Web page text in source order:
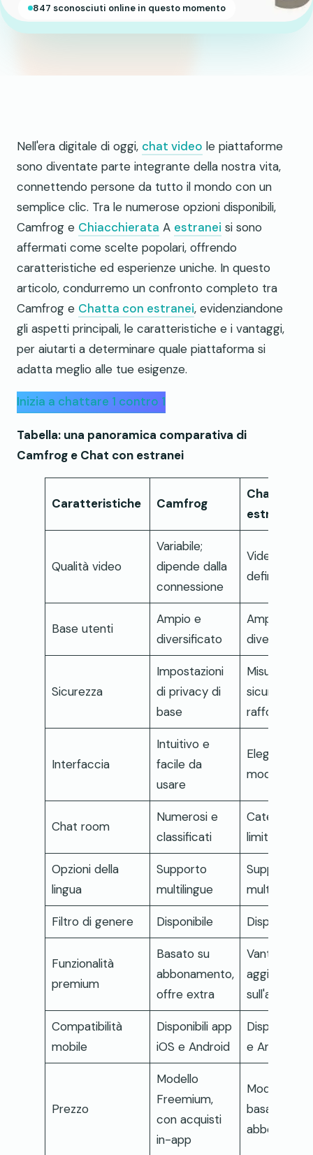
847 sconosciuti online in questo momento
Nell'era digitale di oggi, chat video le piattaforme
sono diventate parte integrante della nostra vita,
connettendo persone da tutto il mondo con un
semplice clic. Tra le numerose opzioni disponibili,
Camfrog e Chiacchierata A estranei si sono
affermati come scelte popolari, offrendo
caratteristiche ed esperienze uniche. In questo
articolo, condurremo un confronto completo tra
Camfrog e Chatta con estranei, evidenziandone
gli aspetti principali, le caratteristiche e i vantaggi,
per aiutarti a determinare quale piattaforma si
adatta meglio alle tue esigenze.
Inizia a chattare 1 contro 1
Tabella: una panoramica comparativa di
Camfrog e Chat con estranei
Caratteristiche Camfrog
Chatta con
estranei
Qualità video
Variabile;
dipende dalla
connessione
Video ad
definizione
Base utenti
Ampio e
diversificato
Ampio e
diversificato
Sicurezza
Impostazioni
di privacy di
base
Misure di
sicurezza
rafforzate
Interfaccia
Intuitivo e
facile da
usare
Elegante e
Chat room
Numerosi e
classificati
Categorie
limitate
Opzioni della
lingua
Supporto
multilingue
Supporto
multilingue
Filtro di genere Disponibile Disponibile
Funzionalità
premium
Basato su
abbonamento,
offre extra
Vantaggi
aggiuntivi
Compatibilità
mobile
Disponibili app
iOS e Android
Disponibili
e Android
Prezzo
Modello
Freemium,
con acquisti
in-app
Modello di
basato su